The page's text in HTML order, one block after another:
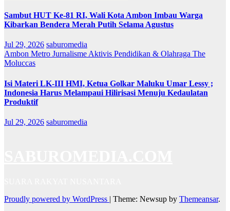
Sambut HUT Ke-81 RI, Wali Kota Ambon Imbau Warga
Kibarkan Bendera Merah Putih Selama Agustus
Jul 29, 2026 saburomedia
Ambon Metro Jurnalisme Aktivis Pendidikan & Olahraga The
Moluccas
Isi Materi LK-III HMI, Ketua Golkar Maluku Umar Lessy ;
Indonesia Harus Melampaui Hilirisasi Menuju Kedaulatan
Produktif
Jul 29, 2026 saburomedia
Proudly powered by WordPress | Theme: Newsup by Themeansar.